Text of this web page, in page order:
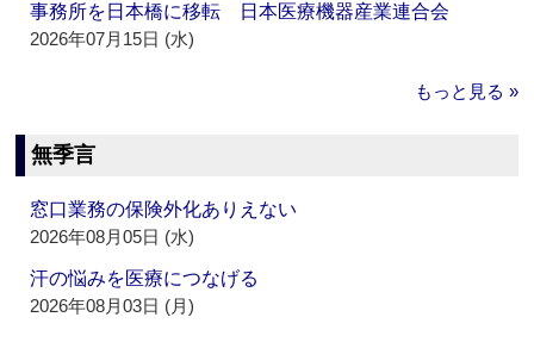
事務所を日本橋に移転 日本医療機器産業連合会
2026年07月15日 (水)
もっと見る »
無季言
窓口業務の保険外化ありえない
2026年08月05日 (水)
汗の悩みを医療につなげる
2026年08月03日 (月)